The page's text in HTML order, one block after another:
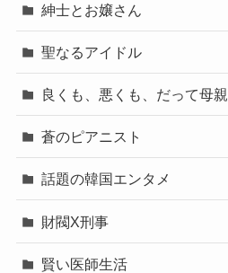
紳士とお嬢さん
聖なるアイドル
良くも、悪くも、だって母親
蒼のピアニスト
話題の韓国エンタメ
財閥X刑事
賢い医師生活